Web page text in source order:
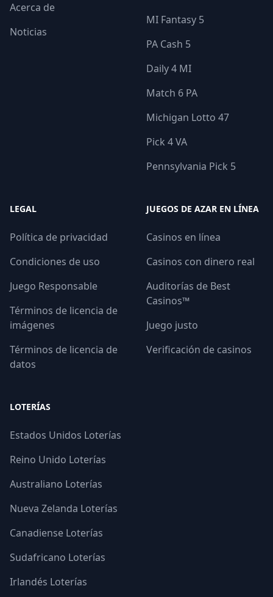
Acerca de
Noticias
MI Fantasy 5
PA Cash 5
Daily 4 MI
Match 6 PA
Michigan Lotto 47
Pick 4 VA
Pennsylvania Pick 5
LEGAL
Política de privacidad
Condiciones de uso
Juego Responsable
Términos de licencia de
imágenes
Términos de licencia de
datos
JUEGOS DE AZAR EN LÍNEA
Casinos en línea
Casinos con dinero real
Auditorías de Best
Casinos™
Juego justo
Verificación de casinos
LOTERÍAS
Estados Unidos Loterías
Reino Unido Loterías
Australiano Loterías
Nueva Zelanda Loterías
Canadiense Loterías
Sudafricano Loterías
Irlandés Loterías